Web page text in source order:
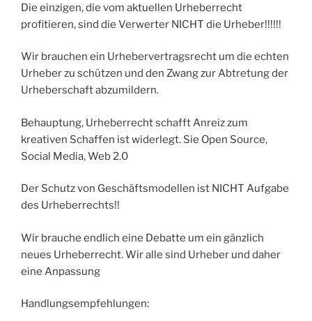
Die einzigen, die vom aktuellen Urheberrecht
profitieren, sind die Verwerter NICHT die Urheber!!!!!!
Wir brauchen ein Urhebervertragsrecht um die echten
Urheber zu schützen und den Zwang zur Abtretung der
Urheberschaft abzumildern.
Behauptung, Urheberrecht schafft Anreiz zum
kreativen Schaffen ist widerlegt. Sie Open Source,
Social Media, Web 2.0
Der Schutz von Geschäftsmodellen ist NICHT Aufgabe
des Urheberrechts!!
Wir brauche endlich eine Debatte um ein gänzlich
neues Urheberrecht. Wir alle sind Urheber und daher
eine Anpassung
Handlungsempfehlungen: